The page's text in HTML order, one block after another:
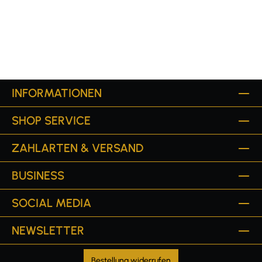
INFORMATIONEN
SHOP SERVICE
ZAHLARTEN & VERSAND
BUSINESS
SOCIAL MEDIA
NEWSLETTER